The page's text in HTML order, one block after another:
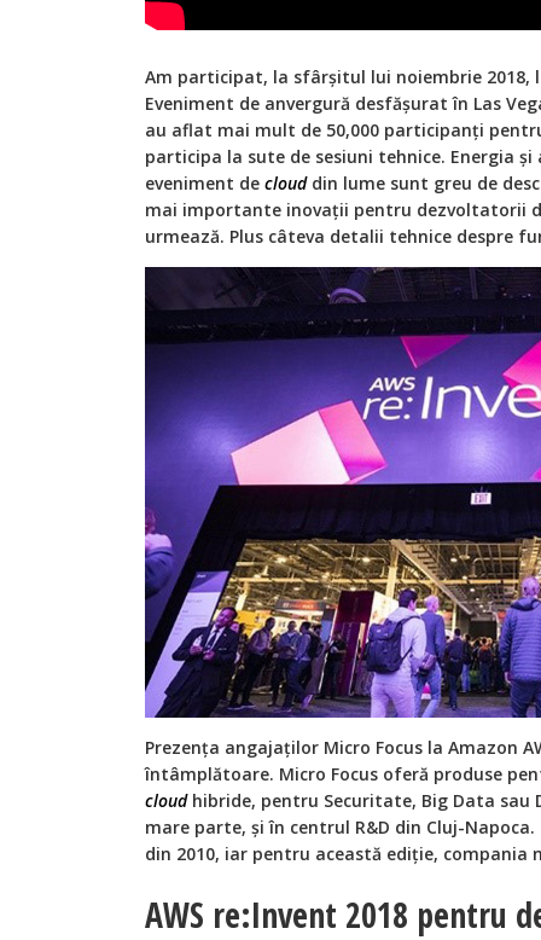
Am participat, la sfârșitul lui noiembrie 2018,
Eveniment de anvergură desfășurat în Las
au aflat mai mult de 50,000 participanți
participa la sute de sesiuni tehnice. Energia
eveniment de clouddin lume sunt greu de
mai importante inovații pentru dezvoltatorii
urmează. Plus câteva detalii tehnice despre
Prezența angajaților Micro Focus la Amazon
întâmplătoare. Micro Focus oferă produse
cloudhibride, pentru Securitate, Big Data sau
mare parte, și în centrul R&D din Cluj-Napoca.
din 2010, iar pentru această ediție,
AWS re:Invent 2018 pentru